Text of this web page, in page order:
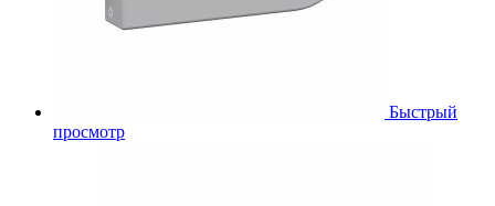
Быстрый
просмотр